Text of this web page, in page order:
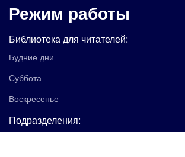
Режим работы
Библиотека для читателей:
Будние дни
Суббота
Воскресенье
Подразделения: